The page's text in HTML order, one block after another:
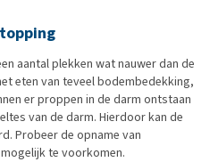
aantal plekken wat nauwer dan de
eten van teveel bodembedekking,
er proppen in de darm ontstaan
van de darm. Hierdoor kan de
Probeer de opname van
te voorkomen.